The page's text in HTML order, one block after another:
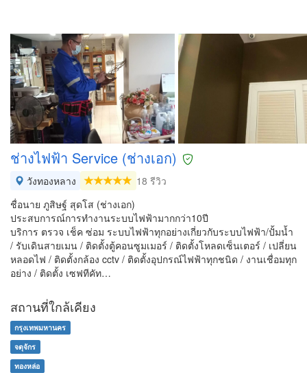
ช่างไฟฟ้า Service (ช่างเอก)
วังทองหลาง
18 รีวิว
ชื่อนาย ภูสิษฐ์ สุดโส (ช่างเอก)
ประสบการณ์การทำงานระบบไฟฟ้ามากกว่า10ปี
บริการ ตรวจ เช็ค ซ่อม ระบบไฟฟ้าทุกอย่างเกี่ยวกับระบบไฟฟ้า/ปั้มน้ำ
/ รับเดินสายเมน / ติดตั้งตู้คอนซูมเมอร์ / ติดตั้งโหลดเซ็นเตอร์ / เปลี่ยน
หลอดไฟ / ติดตั้งกล้อง cctv / ติดตั้งอุปกรณ์ไฟฟ้าทุกชนิด / งานเชื่อมทุก
อย่าง / ติดตั้ง เซฟทีคัท…
สถานที่ใกล้เคียง
กรุงเทพมหานคร
จตุจักร
ทองหล่อ